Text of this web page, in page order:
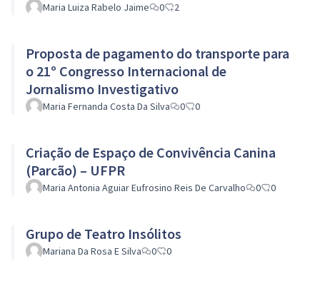
Maria Luiza Rabelo Jaime 0 2
Proposta de pagamento do transporte para
o 21º Congresso Internacional de
Jornalismo Investigativo
Maria Fernanda Costa Da Silva 0 0
Criação de Espaço de Convivência Canina
(Parcão) – UFPR
Maria Antonia Aguiar Eufrosino Reis De Carvalho 0 0
Grupo de Teatro Insólitos
Mariana Da Rosa E Silva 0 0